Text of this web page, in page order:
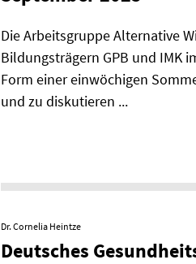
Die Arbeitsgruppe Alternative
Bildungsträgern GPB und IMK
Form einer einwöchigen
und zu diskutieren ...
Dr. Cornelia Heintze
Deutsches